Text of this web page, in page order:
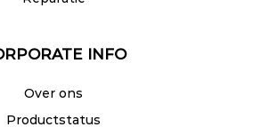
INFO
Over ons
Productstatus